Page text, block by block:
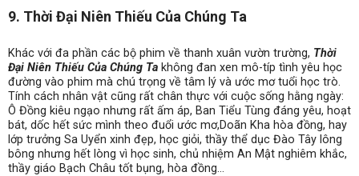
9. Thời Đại Niên Thiếu Của Chúng Ta
Khác với đa phần các bộ phim về thanh xuân vườn trường, Thời
Đại Niên Thiếu Của Chúng Ta không đan xen mô-típ tình yêu học
đường vào phim mà chú trọng về tâm lý và ước mơ tuổi học trò.
Tính cách nhân vật cũng rất chân thực với cuộc sống hằng ngày:
Ô Đồng kiêu ngạo nhưng rất ấm áp, Ban Tiểu Tùng đáng yêu, hoạt
bát, dốc hết sức mình theo đuổi ước mơ,Doãn Kha hòa đồng, hay
lớp trưởng Sa Uyển xinh đẹp, học giỏi, thầy thể dục Đào Tây lông
bông nhưng hết lòng vì học sinh, chủ nhiệm An Mật nghiêm khắc,
thầy giáo Bạch Châu tốt bụng, hòa đồng…